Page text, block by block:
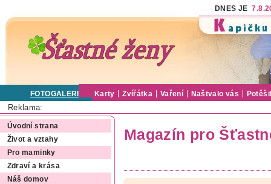
DNES JE
FOTOGALERIE Karty Zvířátka Vaření Naštvalo vás
Reklama:
Úvodní strana
Život a vztahy
Pro maminky
Zdraví a krása
Náš domov
Magazín pro